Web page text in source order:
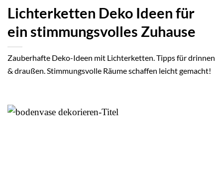
Lichterketten Deko Ideen für
ein stimmungsvolles Zuhause
Zauberhafte Deko-Ideen mit Lichterketten. Tipps für drinnen
& draußen. Stimmungsvolle Räume schaffen leicht gemacht!